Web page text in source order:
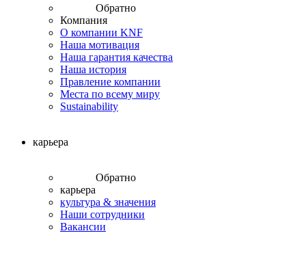
Обратно
Компания
О компании KNF
Наша мотивация
Наша гарантия качества
Наша история
Правление компании
Места по всему миру
Sustainability
карьера
Обратно
карьера
культура & значения
Наши сотрудники
Вакансии